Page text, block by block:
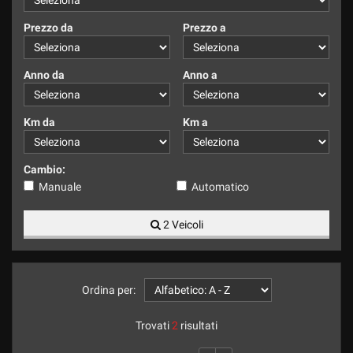
Prezzo da Prezzo a
Anno da Anno a
Km da Km a
Cambio:
Manuale
Automatico
2 Veicoli
Ordina per:
Trovati2 risultati
tracciamento
che
adottiamo
per
offrire
le
funzionalità
e
svolgere
attività
di
seguito
descritte.
ottenere